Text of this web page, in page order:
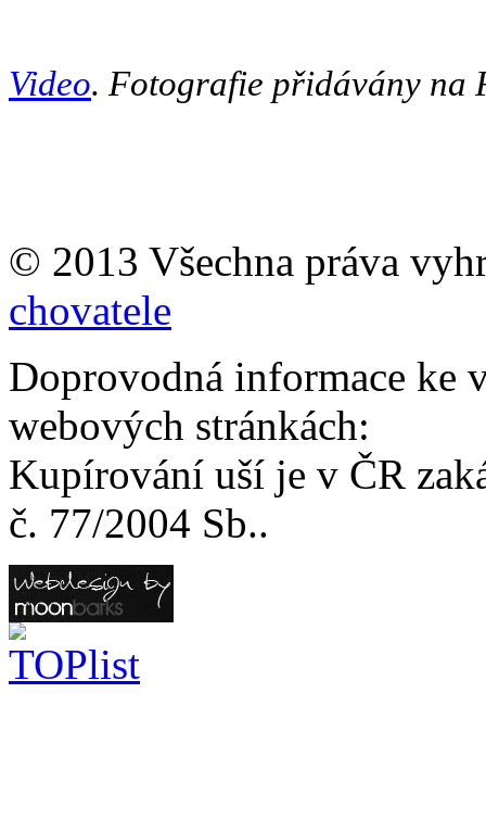
Video. Fotografie přidávány na
© 2013 Všechna práva
chovatele
Doprovodná informace ke
webových stránkách:
Kupírování uší je v ČR
č. 77/2004 Sb..